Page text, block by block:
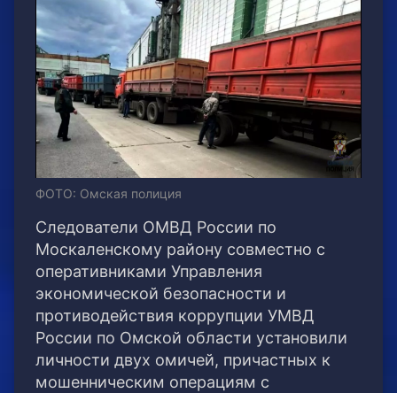
ФОТО: Омская полиция
Следователи ОМВД России по
Москаленскому району совместно с
оперативниками Управления
экономической безопасности и
противодействия коррупции УМВД
России по Омской области установили
личности двух омичей, причастных к
мошенническим операциям с